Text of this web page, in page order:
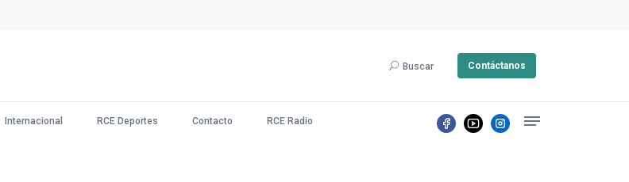
Buscar Contáctanos
Internacional RCE Deportes Contacto RCE Radio